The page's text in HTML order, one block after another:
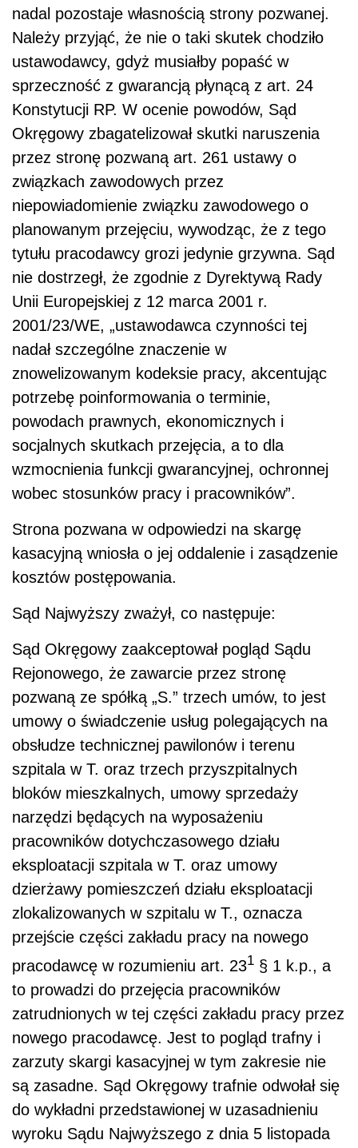
nadal pozostaje własnością strony pozwanej.
Należy przyjąć, że nie o taki skutek chodziło
ustawodawcy, gdyż musiałby popaść w
sprzeczność z gwarancją płynącą z art. 24
Konstytucji RP. W ocenie powodów, Sąd
Okręgowy zbagatelizował skutki naruszenia
przez stronę pozwaną art. 261 ustawy o
związkach zawodowych przez
niepowiadomienie związku zawodowego o
planowanym przejęciu, wywodząc, że z tego
tytułu pracodawcy grozi jedynie grzywna. Sąd
nie dostrzegł, że zgodnie z Dyrektywą Rady
Unii Europejskiej z 12 marca 2001 r.
2001/23/WE, „ustawodawca czynności tej
nadał szczególne znaczenie w
znowelizowanym kodeksie pracy, akcentując
potrzebę poinformowania o terminie,
powodach prawnych, ekonomicznych i
socjalnych skutkach przejęcia, a to dla
wzmocnienia funkcji gwarancyjnej, ochronnej
wobec stosunków pracy i pracowników”.
Strona pozwana w odpowiedzi na skargę
kasacyjną wniosła o jej oddalenie i zasądzenie
kosztów postępowania.
Sąd Najwyższy zważył, co następuje:
Sąd Okręgowy zaakceptował pogląd Sądu
Rejonowego, że zawarcie przez stronę
pozwaną ze spółką „S.” trzech umów, to jest
umowy o świadczenie usług polegających na
obsłudze technicznej pawilonów i terenu
szpitala w T. oraz trzech przyszpitalnych
bloków mieszkalnych, umowy sprzedaży
narzędzi będących na wyposażeniu
pracowników dotychczasowego działu
eksploatacji szpitala w T. oraz umowy
dzierżawy pomieszczeń działu eksploatacji
zlokalizowanych w szpitalu w T., oznacza
przejście części zakładu pracy na nowego
pracodawcę w rozumieniu art. 231 § 1 k.p., a
to prowadzi do przejęcia pracowników
zatrudnionych w tej części zakładu pracy przez
nowego pracodawcę. Jest to pogląd trafny i
zarzuty skargi kasacyjnej w tym zakresie nie
są zasadne. Sąd Okręgowy trafnie odwołał się
do wykładni przedstawionej w uzasadnieniu
wyroku Sądu Najwyższego z dnia 5 listopada